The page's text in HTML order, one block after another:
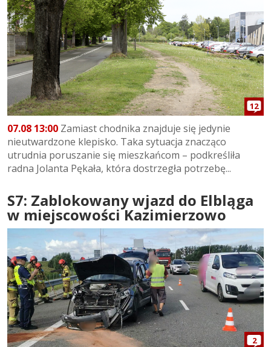
12
07.08 13:00 Zamiast chodnika znajduje się jedynie
nieutwardzone klepisko. Taka sytuacja znacząco
utrudnia poruszanie się mieszkańcom – podkreśliła
radna Jolanta Pękała, która dostrzegła potrzebę...
S7: Zablokowany wjazd do Elbląga
w miejscowości Kazimierzowo
2